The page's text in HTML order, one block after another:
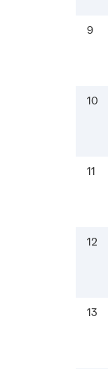
9
10
11
12
13